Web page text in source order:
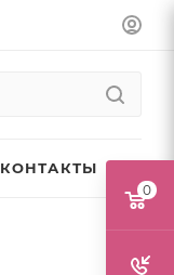
КОНТАКТЫ
0